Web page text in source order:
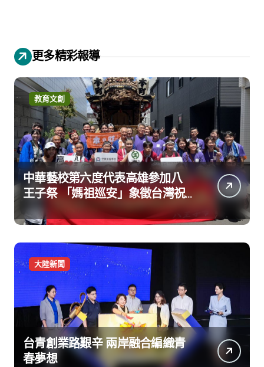
更多精彩報導
教育文創
中華藝校第六度代表高雄參加八
王子祭 「媽祖巡安」象徵台灣祝
福
大陸新聞
台青創業路艱辛 兩岸融合編織青
春夢想